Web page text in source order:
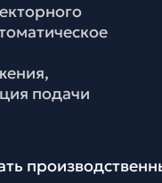
подачи